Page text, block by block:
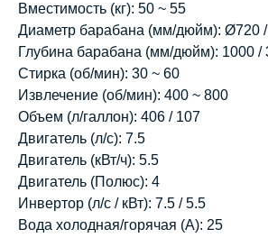
Вместимость (кг): 50 ~ 55
Диаметр барабана (мм/дюйм): Ø720
Глубина барабана (мм/дюйм): 1000 /
Стирка (об/мин): 30 ~ 60
Извлечение (об/мин): 400 ~ 800
Объем (л/галлон): 406 / 107
Двигатель (л/с): 7.5
Двигатель (кВт/ч): 5.5
Двигатель (Полюс): 4
Инвертор (л/с / кВт): 7.5 / 5.5
Вода холодная/горячая (А): 25